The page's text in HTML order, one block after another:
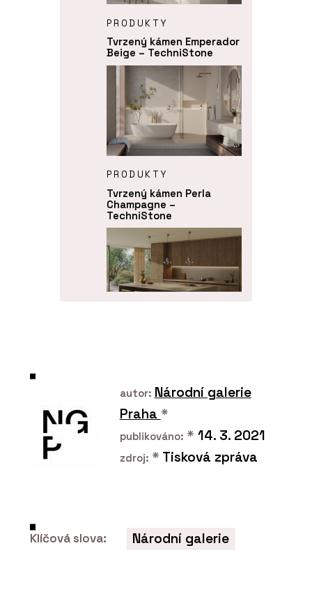
PRODUKTY
Tvrzený kámen Emperador
Beige – TechniStone
PRODUKTY
Tvrzený kámen Perla
Champagne –
TechniStone
autor: Národní galerie
Praha *
publikováno: * 14. 3. 2021
zdroj: * Tisková zpráva
Klíčová slova: Národní galerie